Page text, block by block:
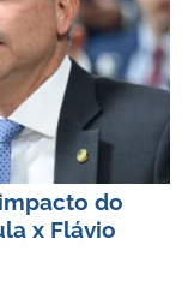
do
x Flávio